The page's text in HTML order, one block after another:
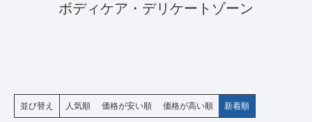
ボディケア・デリケートゾーン
並び替え 人気順 価格が安い順 価格が高い順 新着順